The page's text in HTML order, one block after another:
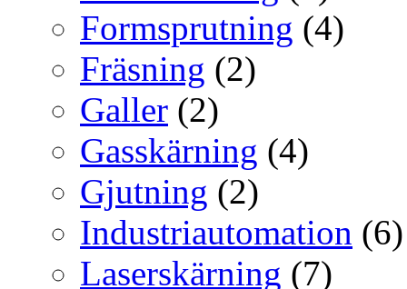
Formsprutning (4)
Fräsning (2)
Galler (2)
Gasskärning (4)
Gjutning (2)
Industriautomation (6)
Laserskärning (7)